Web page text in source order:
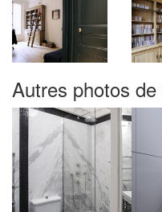
Autres photos de